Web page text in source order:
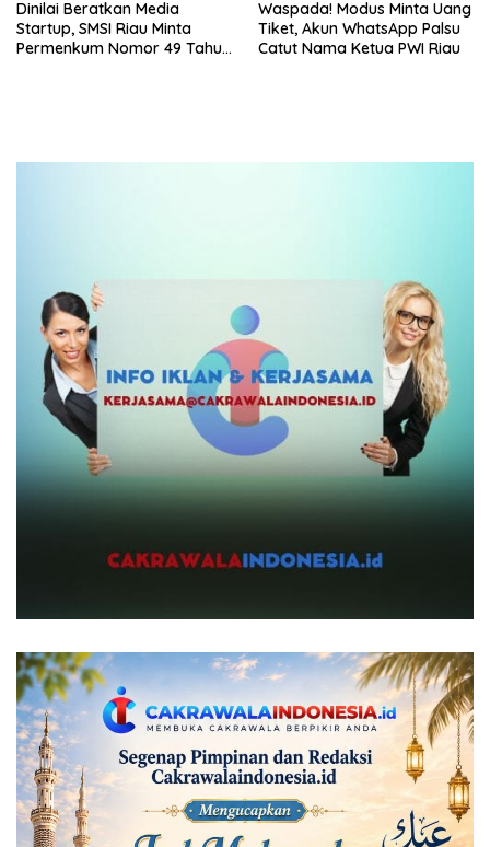
Dinilai Beratkan Media
Startup, SMSI Riau Minta
Permenkum Nomor 49 Tahun
Waspada! Modus Minta Uang
Tiket, Akun WhatsApp Palsu
Catut Nama Ketua PWI Riau